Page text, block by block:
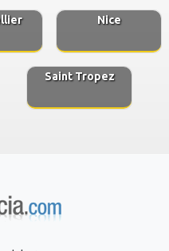
Nice
Saint Tropez